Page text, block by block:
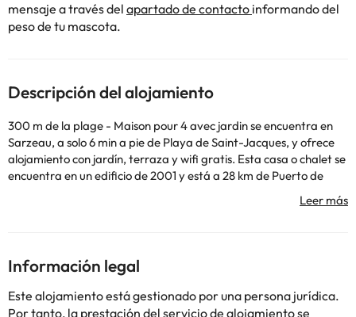
mensaje a través del apartado de contacto informando del
peso de tu mascota.
Descripción del alojamiento
300 m de la plage - Maison pour 4 avec jardin se encuentra en
Sarzeau, a solo 6 min a pie de Playa de Saint-Jacques, y ofrece
alojamiento con jardín, terraza y wifi gratis. Esta casa o chalet se
encuentra en un edificio de 2001 y está a 28 km de Puerto de
Vannes y a 29 km de Museo de las Bellas Artes, Vannes La Cohue.
La casa o chalet tiene 2 dormitorios, una cocina con nevera y
tren de Vannes está a 30 km. El aeropuerto (Aeropuerto de
Montoir) está a 89 km.
En este alojamiento no se pueden celebrar despedidas de soltero
o soltera ni fiestas similares.
Información legal
Este alojamiento está gestionado por una persona jurídica.
Por tanto, la prestación del servicio de alojamiento se